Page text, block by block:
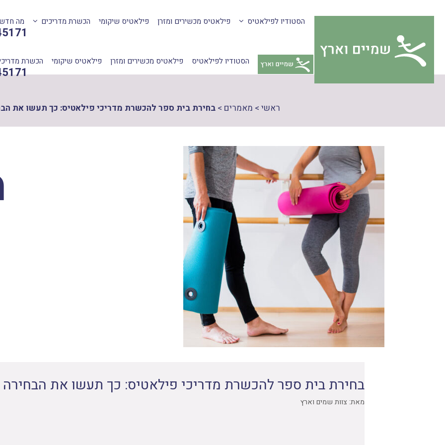
הסטודיו לפילאטיס פילאטיס מכשירים ומזרן פילאטיס שיקומי הכשרת מדריכים מה חדש
הסטודיו לפילאטיס פילאטיס מכשירים ומזרן פילאטיס שיקומי הכשרת
ראשי > מאמרים > בחירת בית ספר להכשרת מדריכי פילאטיס: כך תעשו את
בחירת בית ספר להכשרת מדריכי פילאטיס: כך תעשו את הבחירה
מאת: צוות שמים וארץ